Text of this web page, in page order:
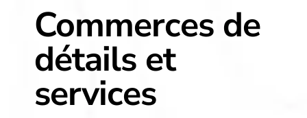
Commerces de
détails et
services